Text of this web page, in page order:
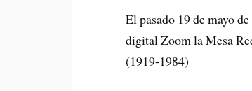
El pasado 19 de mayo
digital Zoom la Mesa
(1919-1984)